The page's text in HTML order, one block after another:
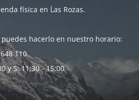
física en Las Rozas.
hacerlo en nuestro horario:
110
y S: 11:30 - 15:00